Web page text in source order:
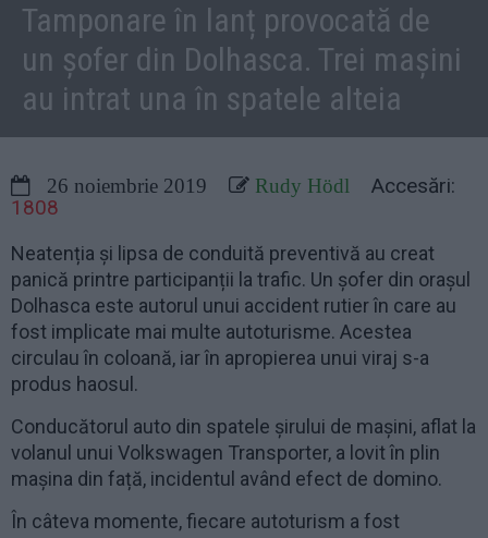
Tamponare în lanț provocată de
un șofer din Dolhasca. Trei mașini
au intrat una în spatele alteia
26 noiembrie 2019 Rudy Hödl
Accesări:
1808
Neatenția și lipsa de conduită preventivă au creat
panică printre participanții la trafic. Un șofer din orașul
Dolhasca este autorul unui accident rutier în care au
fost implicate mai multe autoturisme. Acestea
circulau în coloană, iar în apropierea unui viraj s-a
produs haosul.
Conducătorul auto din spatele șirului de mașini, aflat la
volanul unui Volkswagen Transporter, a lovit în plin
mașina din față, incidentul având efect de domino.
În câteva momente, fiecare autoturism a fost